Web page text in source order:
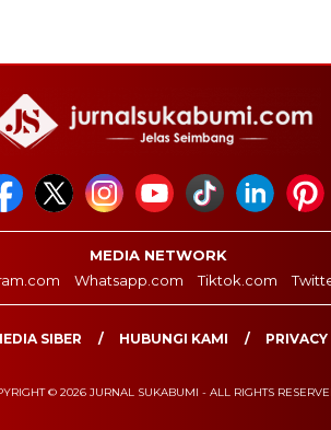
MEDIA NETWORK
Whatsapp.com Tiktok.com
SIBER HUBUNGI KAMI
© 2026 JURNAL SUKABUMI - ALL RIGHTS